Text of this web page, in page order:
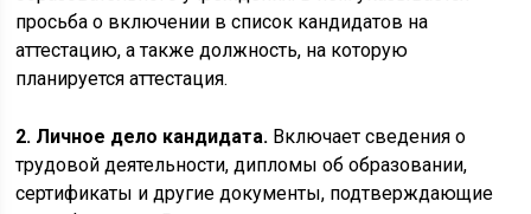
просьба о включении в список кандидатов на
аттестацию, а также должность, на которую
планируется аттестация.
2. Личное дело кандидата. Включает сведения о
трудовой деятельности, дипломы об образовании,
сертификаты и другие документы, подтверждающие